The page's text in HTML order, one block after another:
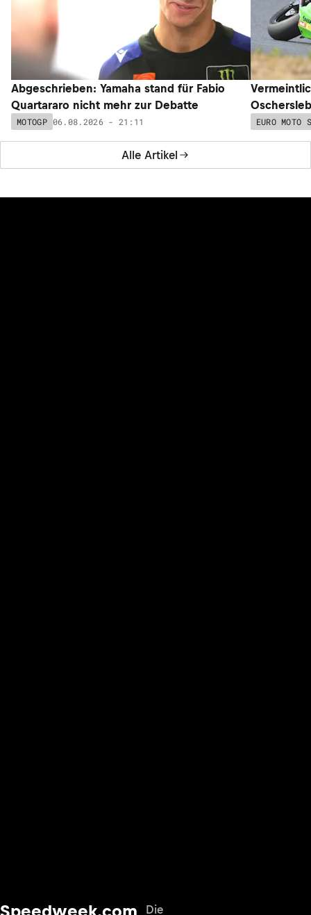
Alle Artikel
Abgeschrieben: Yamaha stand für Fabio
Quartararo nicht mehr zur Debatte
MOTOGP 06.08.2026 - 21:11 EURO MOTO
Speedweek.com
Die